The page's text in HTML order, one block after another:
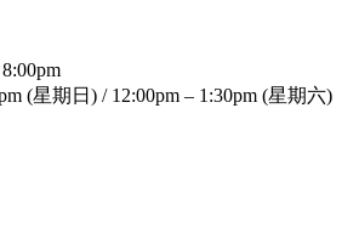
(星期日) / 12:00pm – 1:30pm (星期六)